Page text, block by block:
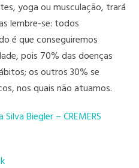
yoga ou musculação, trará
lembre-se: todos
é que conseguiremos
pois 70% das doenças
os outros 30% se
nos quais não atuamos.
Biegler – CREMERS